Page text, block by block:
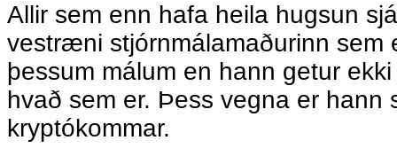
Allir sem enn hafa heila hugsun
vestræni stjórnmálamaðurinn sem
þessum málum en hann getur
hvað sem er. Þess vegna er hann
kryptókommar.